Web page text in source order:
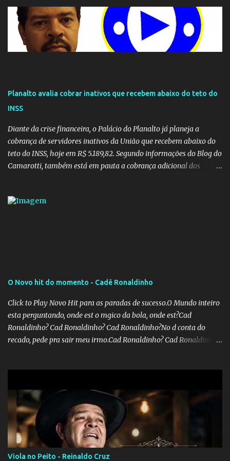
Planalto avalia cobrar inativos que recebem abaixo do teto do
INSS
Diante da crise financeira, o Palácio do Planalto já planeja a
cobrança de servidores inativos da União que recebem abaixo do
teto do INSS, hoje em R$ 5.189,82. Segundo informações do Blog do
Camarotti, também está em pauta a cobrança adicional dos
aumentar o percentual de recolhimento para 14%. De acordo com
O Novo hit do momento - Cadê Ronaldinho
Click to Play Novo Hit para as paradas de sucesso.O Mundo inteiro
esta perguntando, onde est o mgico da bola, onde est?Cad
Ronaldinho? Cad Ronaldinho? Cad Ronaldinho?No d conta do
recado, pede pra sair meu irmo.Cad Ronaldinho? Cad Ronaldinho?
Viola no Peito - Reinaldo Cruz